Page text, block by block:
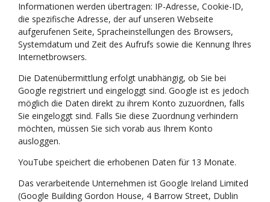
Informationen werden übertragen: IP-Adresse, Cookie-ID,
die spezifische Adresse, der auf unseren Webseite
aufgerufenen Seite, Spracheinstellungen des Browsers,
Systemdatum und Zeit des Aufrufs sowie die Kennung Ihres
Internetbrowsers.
Die Datenübermittlung erfolgt unabhängig, ob Sie bei
Google registriert und eingeloggt sind. Google ist es jedoch
möglich die Daten direkt zu ihrem Konto zuzuordnen, falls
Sie eingeloggt sind. Falls Sie diese Zuordnung verhindern
möchten, müssen Sie sich vorab aus Ihrem Konto
ausloggen.
YouTube speichert die erhobenen Daten für 13 Monate.
Das verarbeitende Unternehmen ist Google Ireland Limited
(Google Building Gordon House, 4 Barrow Street, Dublin